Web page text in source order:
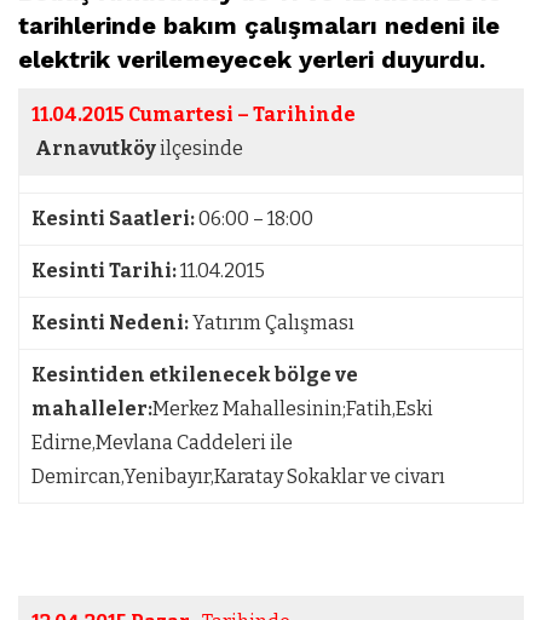
tarihlerinde bakım çalışmaları nedeni ile
elektrik verilemeyecek yerleri duyurdu.
11.04.2015 Cumartesi – Tarihinde
Arnavutköyilçesinde
Kesinti Saatleri:06:00 – 18:00
Kesinti Tarihi:11.04.2015
Kesinti Nedeni:Yatırım Çalışması
Kesintiden etkilenecek bölge ve
mahalleler:Merkez Mahallesinin;Fatih,Eski
Edirne,Mevlana Caddeleri ile
Demircan,Yenibayır,Karatay Sokaklar ve civarı